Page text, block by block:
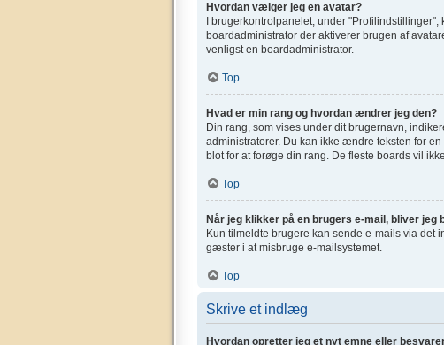
Hvordan vælger jeg en avatar?
I brugerkontrolpanelet, under
boardadministrator der aktiverer brugen af
venligst en boardadministrator.
Top
Hvad er min rang og hvordan ændrer jeg den?
Din rang, som vises under dit brugernavn,
administratorer. Du kan ikke ændre teksten for
blot for at forøge din rang. De fleste boards vil
Top
Når jeg klikker på en brugers e-mail, bliver jeg
Kun tilmeldte brugere kan sende e-mails via det
gæster i at misbruge e-mailsystemet.
Top
Skrive et indlæg
Hvordan opretter jeg et nyt emne eller